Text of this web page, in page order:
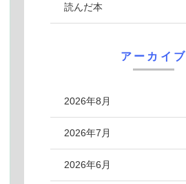
読んだ本
アーカイブ
2026年8月
2026年7月
2026年6月